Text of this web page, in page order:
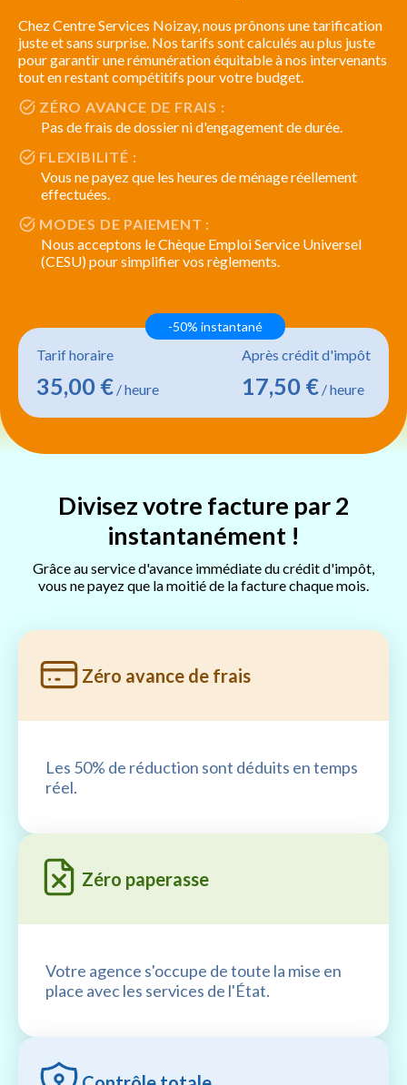
Chez Centre Services Noizay, nous prônons une tarification
juste et sans surprise. Nos tarifs sont calculés au plus juste
pour garantir une rémunération équitable à nos intervenants
tout en restant compétitifs pour votre budget.
ZÉRO AVANCE DE FRAIS :
Pas de frais de dossier ni d'engagement de durée.
FLEXIBILITÉ :
Vous ne payez que les heures de ménage réellement
effectuées.
MODES DE PAIEMENT :
Nous acceptons le Chèque Emploi Service Universel
(CESU) pour simplifier vos règlements.
Tarif horaire
35,00 € / heure
Après crédit d'impôt
17,50 € / heure
-50% instantané
Divisez votre facture par 2
instantanément !
Grâce au service d'avance immédiate du crédit d'impôt,
vous ne payez que la moitié de la facture chaque mois.
Zéro avance de frais
Les 50% de réduction sont déduits en temps
réel.
Zéro paperasse
Votre agence s'occupe de toute la mise en
place avec les services de l'État.